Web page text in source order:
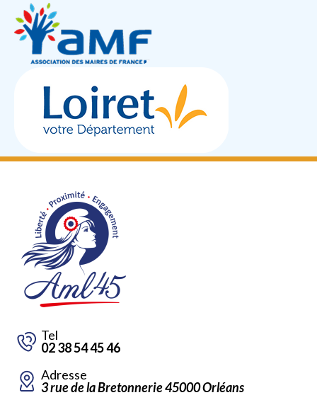
Tel
02 38 54 45 46
Adresse
3 rue de la Bretonnerie 45000 Orléans